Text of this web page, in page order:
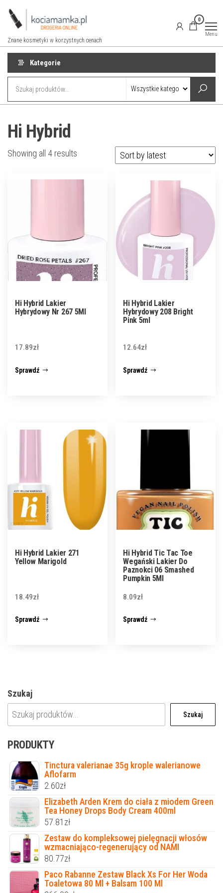
Przejdź
Znane kosmetyki w korzystnych cenach
0
Menu
Kategorie
Hi Hybrid
Showing all 4 results
Hi Hybrid Lakier
Hybrydowy Nr 267 5Ml
17.89zł
Sprawdź
Hi Hybrid Lakier
Hybrydowy 208 Bright
Pink 5ml
12.64zł
Sprawdź
Hi Hybrid Lakier 271
Yellow Marigold
18.49zł
Sprawdź
Hi Hybrid Tic Tac Toe
Wegański Lakier Do
Paznokci 06 Smashed
Pumpkin 5Ml
8.09zł
Sprawdź
Szukaj
Szukaj
PRODUKTY
Tinctura valerianae 35g krople walerianowe
Aflofarm
2.60zł
Elizabeth Arden Krem do ciała z miodem Green
Tea Honey Drops Body Cream 400ml
57.81 zł
Zestaw do kompleksowej pielęgnacji włosów
wzmacniająco-regenerujący od NAMI
80.77zł
Paco Rabanne Zestaw Black Xs For Her Woda
Toaletowa 80 Ml + Balsam 100 Ml